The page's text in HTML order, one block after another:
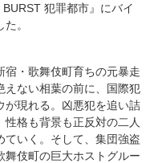
犯罪都市』にバイ
。
宿・歌舞伎町育ちの元暴走
えない相葉の前に、国際犯
が現れる。凶悪犯を追い詰
格も背景も正反対の二人
ていく。そして、集団強盗
舞伎町の巨大ホストグルー